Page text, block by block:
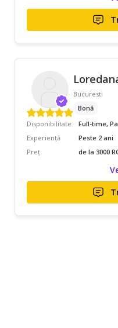
Bucuresti
Bonă
Disponibilitate
Full-time,
Experiență
Peste 2 ani
Preț
de la 3000